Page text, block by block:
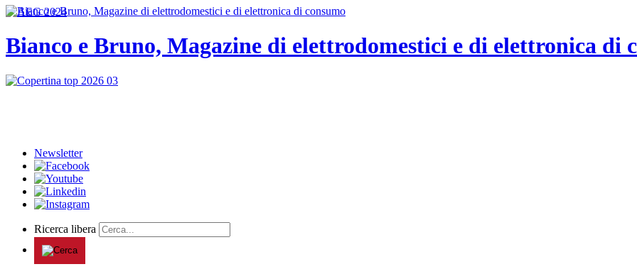
Bianco e Bruno, Magazine di elettrodomestici e di elettronica di
Newsletter
Ricerca libera